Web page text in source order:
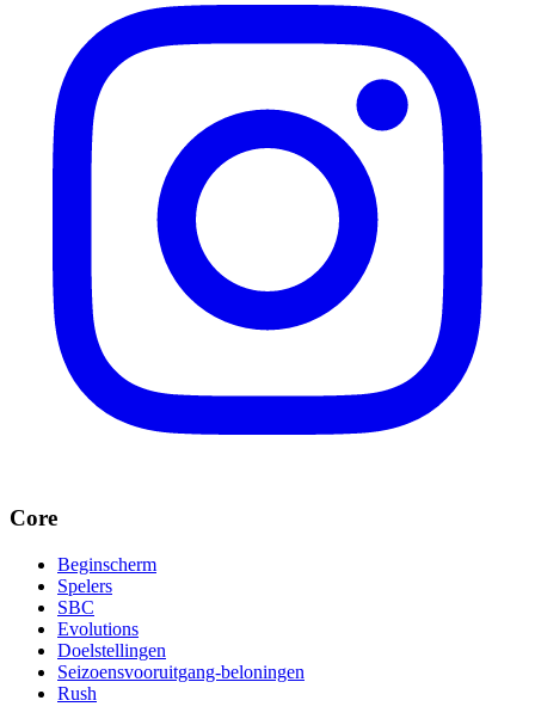
Core
Beginscherm
Spelers
SBC
Evolutions
Doelstellingen
Seizoensvooruitgang-beloningen
Rush